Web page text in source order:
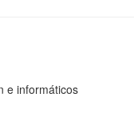
e informáticos